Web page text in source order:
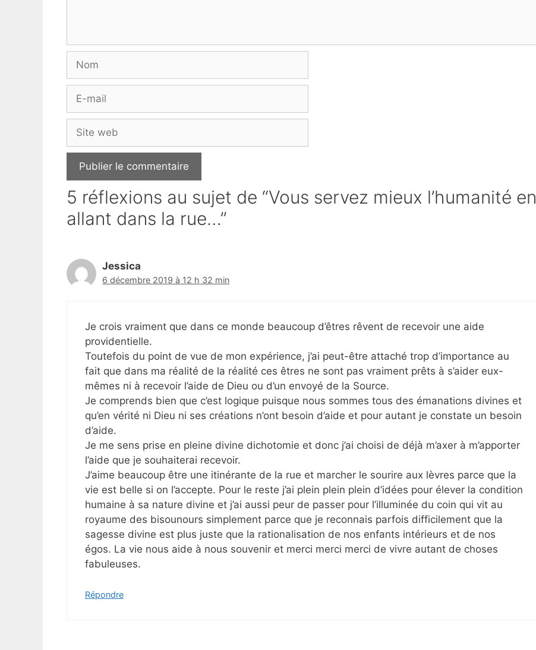
mail
web
5 réflexions au sujet de “Vous servez mieux l’humanité en
allant dans la rue…”
Jessica
6 décembre 2019 à 12 h 32 min
Je crois vraiment que dans ce monde beaucoup d’êtres rêvent de recevoir une aide
providentielle.
Toutefois du point de vue de mon expérience, j’ai peut-être attaché trop d’importance au
fait que dans ma réalité de la réalité ces êtres ne sont pas vraiment prêts à s’aider eux-
mêmes ni à recevoir l’aide de Dieu ou d’un envoyé de la Source.
Je comprends bien que c’est logique puisque nous sommes tous des émanations divines et
qu’en vérité ni Dieu ni ses créations n’ont besoin d’aide et pour autant je constate un besoin
d’aide.
Je me sens prise en pleine divine dichotomie et donc j’ai choisi de déjà m’axer à m’apporter
l’aide que je souhaiterai recevoir.
J’aime beaucoup être une itinérante de la rue et marcher le sourire aux lèvres parce que la
vie est belle si on l’accepte. Pour le reste j’ai plein plein plein d’idées pour élever la condition
humaine à sa nature divine et j’ai aussi peur de passer pour l’illuminée du coin qui vit au
royaume des bisounours simplement parce que je reconnais parfois difficilement que la
sagesse divine est plus juste que la rationalisation de nos enfants intérieurs et de nos
égos. La vie nous aide à nous souvenir et merci merci merci de vivre autant de choses
fabuleuses.
Répondre